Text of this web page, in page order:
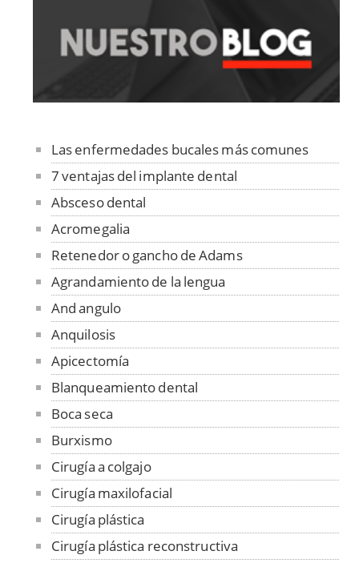
Las enfermedades bucales más comunes
7 ventajas del implante dental
Absceso dental
Acromegalia
Retenedor o gancho de Adams
Agrandamiento de la lengua
And angulo
Anquilosis
Apicectomía
Blanqueamiento dental
Boca seca
Burxismo
Cirugía a colgajo
Cirugía maxilofacial
Cirugía plástica
Cirugía plástica reconstructiva